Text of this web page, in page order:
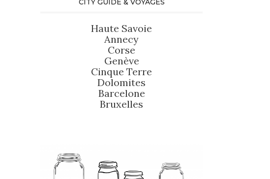
CITY GUIDE & VOYAGES
Haute Savoie
Annecy
Corse
Genève
Cinque Terre
Dolomites
Barcelone
Bruxelles